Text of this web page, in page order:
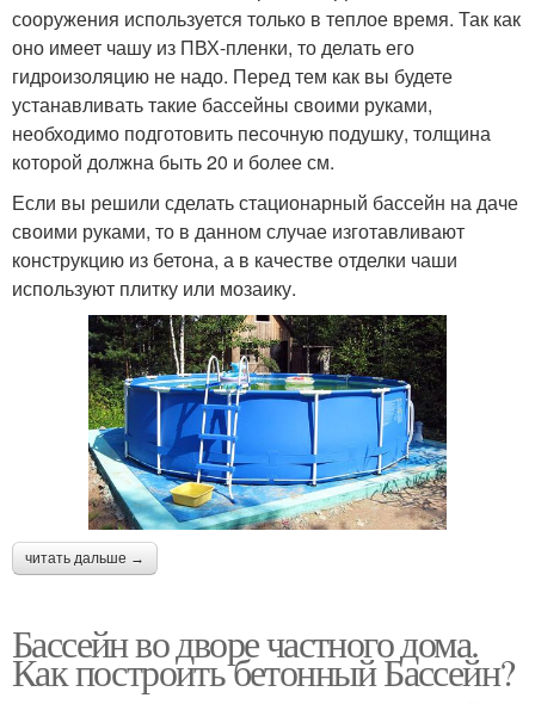
сооружения используется только в теплое время. Так как
оно имеет чашу из ПВХ-пленки, то делать его
гидроизоляцию не надо. Перед тем как вы будете
устанавливать такие бассейны своими руками,
необходимо подготовить песочную подушку, толщина
которой должна быть 20 и более см.
Если вы решили сделать стационарный бассейн на даче
своими руками, то в данном случае изготавливают
конструкцию из бетона, а в качестве отделки чаши
используют плитку или мозаику.
читать дальше →
Бассейн во дворе частного дома.
Как построить бетонный Бассейн?